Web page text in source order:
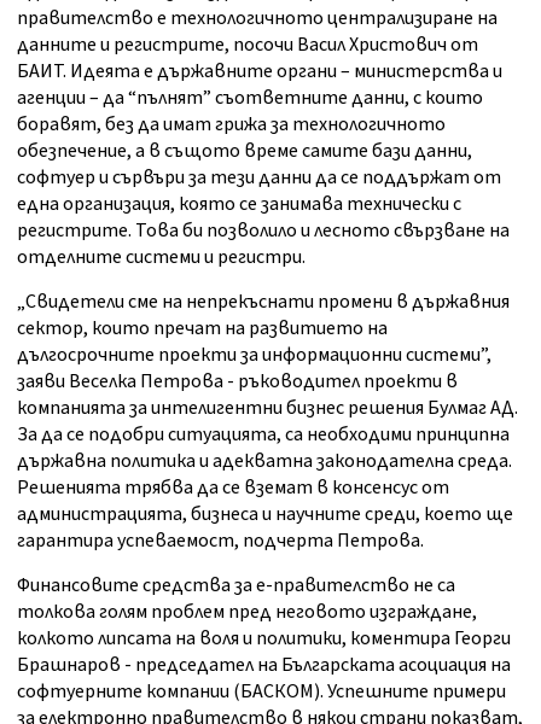
правителство е технологичното централизиране на
данните и регистрите, посочи Васил Христович от
БАИТ. Идеята е държавните органи – министерства и
агенции – да “пълнят” съответните данни, с които
боравят, без да имат грижа за технологичното
обезпечение, а в същото време самите бази данни,
софтуер и сървъри за тези данни да се поддържат от
една организация, която се занимава технически с
регистрите. Това би позволило и лесното свързване на
отделните системи и регистри.
„Свидетели сме на непрекъснати промени в държавния
сектор, които пречат на развитието на
дългосрочните проекти за информационни системи”,
заяви Веселка Петрова - ръководител проекти в
компанията за интелигентни бизнес решения Булмаг АД.
За да се подобри ситуацията, са необходими принципна
държавна политика и адекватна законодателна среда.
Решенията трябва да се вземат в консенсус от
администрацията, бизнеса и научните среди, което ще
гарантира успеваемост, подчерта Петрова.
Финансовите средства за е-правителство не са
толкова голям проблем пред неговото изграждане,
колкото липсата на воля и политики, коментира Георги
Брашнаров - председател на Българската асоциация на
софтуерните компании (БАСКОМ). Успешните примери
за електронно правителство в някои страни показват,